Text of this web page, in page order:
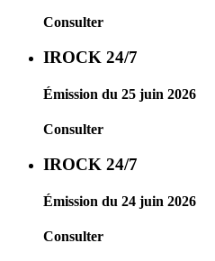
Consulter
IROCK 24/7
Émission du 25 juin 2026
Consulter
IROCK 24/7
Émission du 24 juin 2026
Consulter